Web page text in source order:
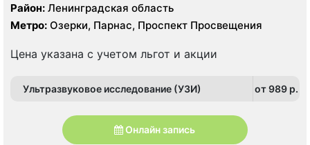
Район: Ленинградская область
Метро: Озерки, Парнас, Проспект Просвещения
Цена указана с учетом льгот и акции
Ультразвуковое исследование (УЗИ) от 989 p.
Онлайн запись